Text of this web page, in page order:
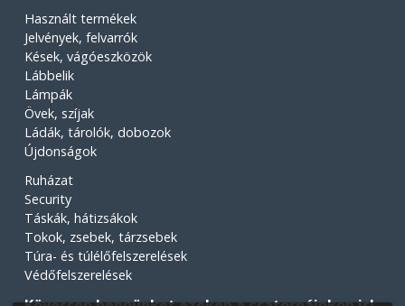
Használt termékek
Jelvények, felvarrók
Kések, vágóeszközök
Lábbelik
Lámpák
Övek, szíjak
Ládák, tárolók, dobozok
Újdonságok
Ruházat
Security
Táskák, hátizsákok
Tokok, zsebek, tárzsebek
Túra- és túlélőfelszerelések
Védőfelszerelések